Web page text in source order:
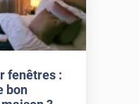
fenêtres :
bon